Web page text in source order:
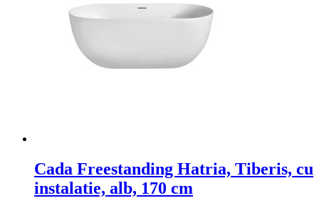
Cada Freestanding Hatria, Tiberis, cu
instalatie, alb, 170 cm